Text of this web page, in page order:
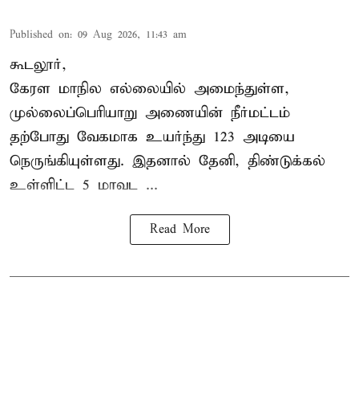
Published on: 09 Aug 2026, 11:43 am
கூடலூர்,
கேரள மாநில எல்லையில் அமைந்துள்ள,
முல்லைப்பெரியாறு அணையின் நீர்மட்டம்
தற்போது வேகமாக உயர்ந்து 123 அடியை
நெருங்கியுள்ளது. இதனால் தேனி, திண்டுக்கல்
உள்ளிட்ட 5 மாவட ...
Read More